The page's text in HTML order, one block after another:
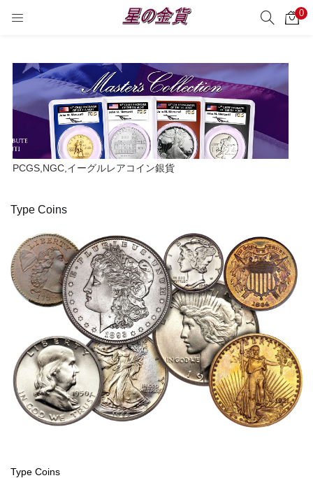
0
サーチ
PCGS,NGC,イーグルレアコイン銀貨
Type Coins
Type Coins
Enter your username and password to login.
Remember me